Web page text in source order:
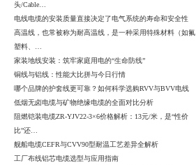
头/Cable…
电线电缆的安装质量直接决定了电气系统的寿命和安全性
高温线，也常被称为耐高温线，是一种采用特殊材料（如氟
塑料、…
家装地线安装：筑牢家庭用电的“生命防线”
铜线与铝线：性能大比拼与今日行情
哪个品牌的护套线更可靠？如何科学选购RVV与BVV电线
低烟无卤电缆与矿物绝缘电缆的全面对比分析
阻燃铠装电缆ZR-YJV22-3×6价格解析：13元/米，是“性价
比”还…
舰船电缆CEFR与CVV90型耐温工艺差异全解析
工厂布线铝芯电缆选型与应用指南